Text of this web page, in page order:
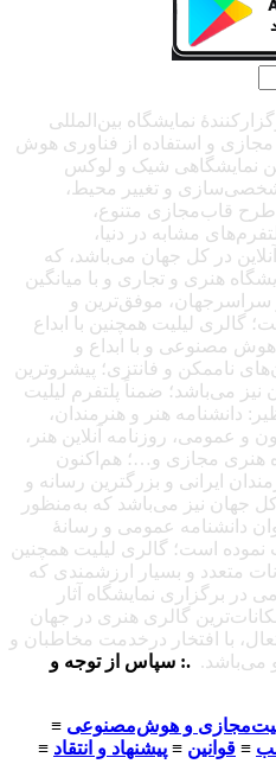
نمایشگاه بین‌المللی
مجازی و استفاده از فناوری هوش
نمایشگاهی شیک و لوکس
شخصی‌سازی و تغییر محیط،
طرح قاب‌مجازی متنوع،
مشابه در دنیا،
در کل جهان می‌باشد، که
برگزاری بیش از ۲۵۰ نمایشگاه هنری و تجاری و با میانگین
سراسرجهان، موفق‌ترین و
گالری لیلیت همچنین با ابداع
هوش مصنوعی و با ابداع و
ناممکن و فانتزی؛ پیشروترین
نیز می‌باشد؛ ضمناً پلتفرم لیلیت
دانشنامه هنر و هنرمندان،
و عمومی، روزنامه آنلاین هنر،
هنری مجازی و…؛ هم‌اکنون
ایرانی و بزرگترین رسانه و
جهان نیز می‌باشد که به‌منظور
دانشنامه عمومی و رسانهٔ
نموده است؛ گالری لیلیت همچنین
متعدد و بسیار ارزشمندی که
در برگزاری نمایشگاه آثار
گالری هنری در جهان
با افتخار درخدمت مخاطبان و
می‌باشد. .: سپاس از توجه و
و هوش‌مصنوعی ≡
≡ قوانین ≡ پیشنهاد و انتقاد ≡